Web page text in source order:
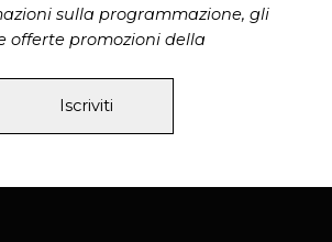
sulla programmazione, gli
offerte promozioni della
Iscriviti